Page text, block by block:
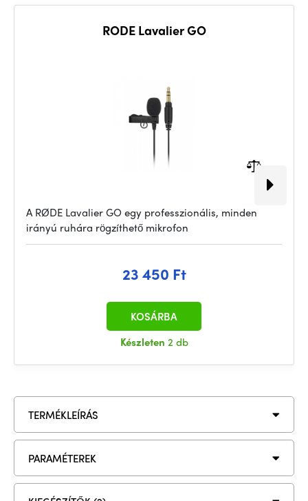
RODE Lavalier GO
A RØDE Lavalier GO egy professzionális, minden
irányú ruhára rögzíthető mikrofon
23 450 Ft
Készleten 2 db
KOSÁRBA
TERMÉKLEÍRÁS
PARAMÉTEREK